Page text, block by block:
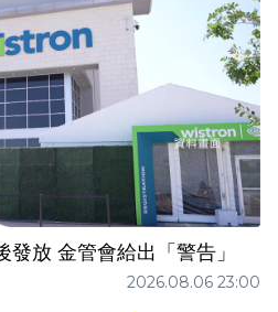
放 金管會給出「警告」
2026.08.06 23:00